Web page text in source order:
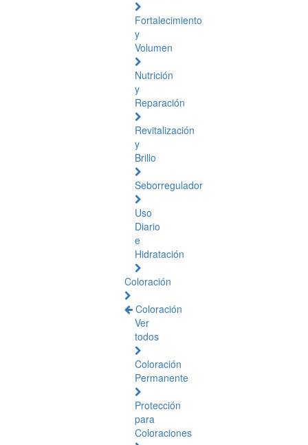
Fortalecimiento
y
Volumen
Nutrición
y
Reparación
Revitalización
y
Brillo
Seborregulador
Uso
Diario
e
Hidratación
Coloración
Coloración
Ver
todos
Coloración
Permanente
Protección
para
Coloraciones